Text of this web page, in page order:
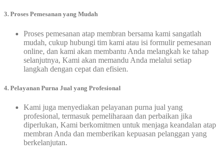
3. Proses Pemesanan yang Mudah
Proses pemesanan atap membran bersama kami sangatlah
mudah, cukup hubungi tim kami atau isi formulir pemesanan
online, dan kami akan membantu Anda melangkah ke tahap
selanjutnya, Kami akan memandu Anda melalui setiap
langkah dengan cepat dan efisien.
4. Pelayanan Purna Jual yang Profesional
Kami juga menyediakan pelayanan purna jual yang
profesional, termasuk pemeliharaan dan perbaikan jika
diperlukan, Kami berkomitmen untuk menjaga keandalan atap
membran Anda dan memberikan kepuasan pelanggan yang
berkelanjutan.